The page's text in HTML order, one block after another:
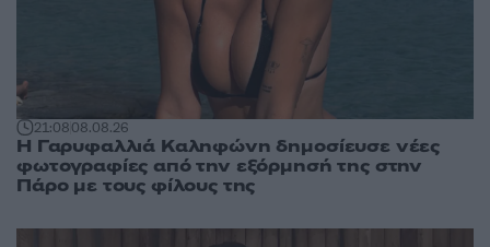
21:0808.08.26
Η Γαρυφαλλιά Καληφώνη δημοσίευσε νέες
φωτογραφίες από την εξόρμησή της στην
Πάρο με τους φίλους της